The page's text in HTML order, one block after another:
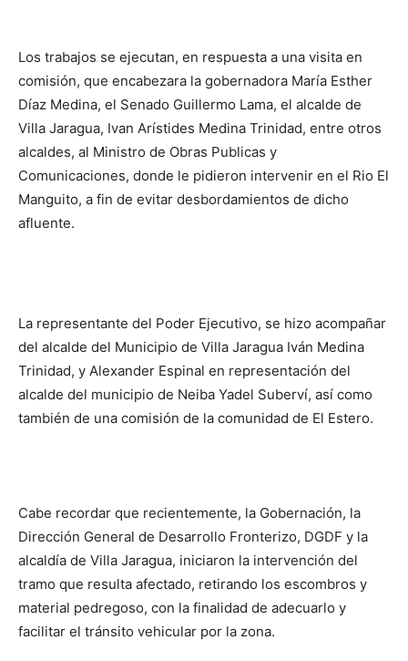
Los trabajos se ejecutan, en respuesta a una visita en
comisión, que encabezara la gobernadora María Esther
Díaz Medina, el Senado Guillermo Lama, el alcalde de
Villa Jaragua, Ivan Arístides Medina Trinidad, entre otros
alcaldes, al Ministro de Obras Publicas y
Comunicaciones, donde le pidieron intervenir en el Rio El
Manguito, a fin de evitar desbordamientos de dicho
afluente.
La representante del Poder Ejecutivo, se hizo acompañar
del alcalde del Municipio de Villa Jaragua Iván Medina
Trinidad, y Alexander Espinal en representación del
alcalde del municipio de Neiba Yadel Suberví, así como
también de una comisión de la comunidad de El Estero.
Cabe recordar que recientemente, la Gobernación, la
Dirección General de Desarrollo Fronterizo, DGDF y la
alcaldía de Villa Jaragua, iniciaron la intervención del
tramo que resulta afectado, retirando los escombros y
material pedregoso, con la finalidad de adecuarlo y
facilitar el tránsito vehicular por la zona.